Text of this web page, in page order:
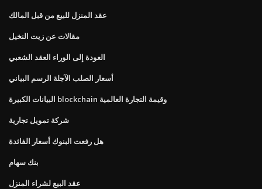
عقد المنزل للبيع من قبل المالك
مقالات عن زيت النخيل
العودة إلى الوراء العقد الشعبي
أسعار الصلب الآجلة الرسم البياني
البيانات الكبيرة blockchain وقيمة التجارة العالمية
شركة تمويل تجارية
هل رفعت البنوك أسعار الفائدة
بنك سهام
عقد البيع لشراء المنزل